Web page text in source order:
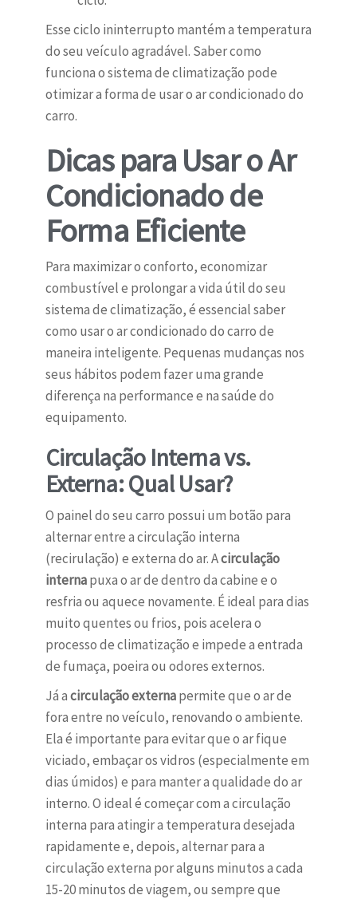
Esse ciclo ininterrupto mantém a temperatura
do seu veículo agradável. Saber como
funciona o sistema de climatização pode
otimizar a forma de usar o ar condicionado do
carro.
Dicas para Usar o Ar
Condicionado de
Forma Eficiente
Para maximizar o conforto, economizar
combustível e prolongar a vida útil do seu
sistema de climatização, é essencial saber
como usar o ar condicionado do carro de
maneira inteligente. Pequenas mudanças nos
seus hábitos podem fazer uma grande
diferença na performance e na saúde do
equipamento.
Circulação Interna vs.
Externa: Qual Usar?
O painel do seu carro possui um botão para
alternar entre a circulação interna
(recirulação) e externa do ar. Acirculação
internapuxa o ar de dentro da cabine e o
resfria ou aquece novamente. É ideal para dias
muito quentes ou frios, pois acelera o
processo de climatização e impede a entrada
de fumaça, poeira ou odores externos.
Já acirculação externapermite que o ar de
fora entre no veículo, renovando o ambiente.
Ela é importante para evitar que o ar fique
viciado, embaçar os vidros (especialmente em
dias úmidos) e para manter a qualidade do ar
interno. O ideal é começar com a circulação
interna para atingir a temperatura desejada
rapidamente e, depois, alternar para a
circulação externa por alguns minutos a cada
15-20 minutos de viagem, ou sempre que